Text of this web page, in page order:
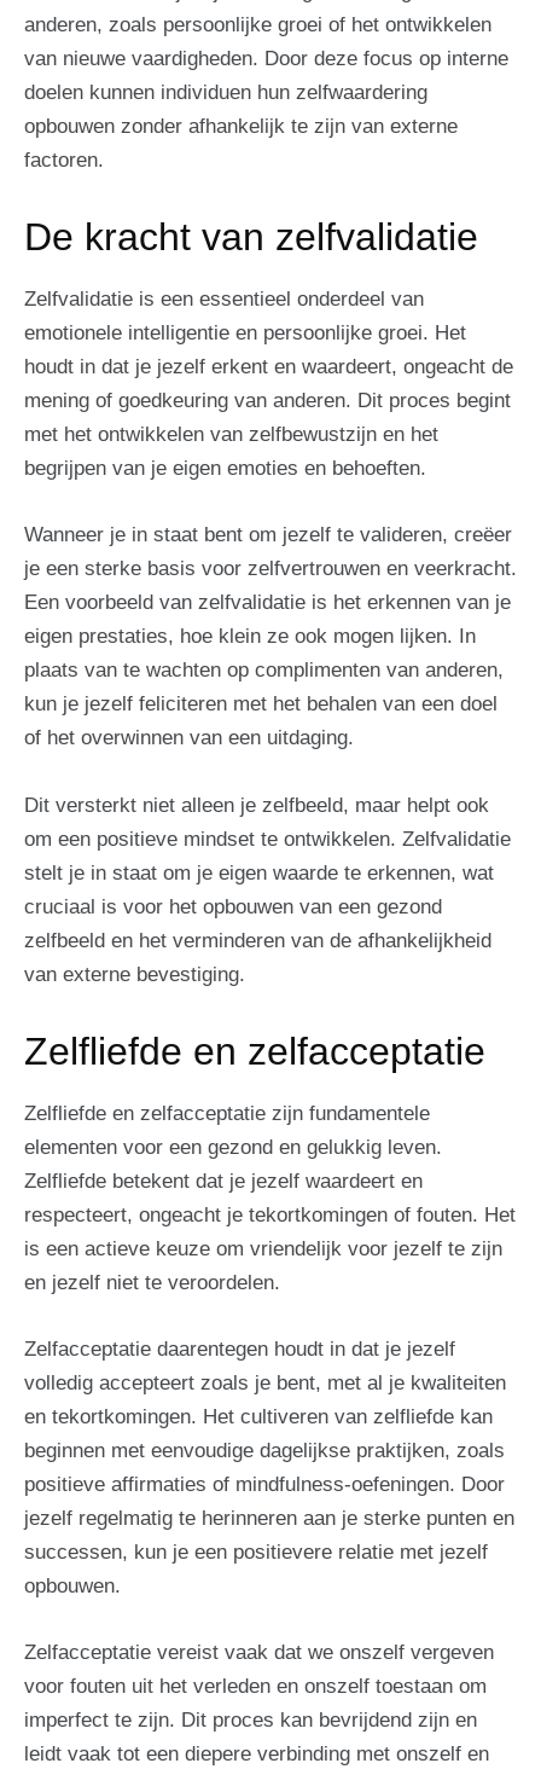
anderen, zoals persoonlijke groei of het ontwikkelen
van nieuwe vaardigheden. Door deze focus op interne
doelen kunnen individuen hun zelfwaardering
opbouwen zonder afhankelijk te zijn van externe
factoren.
De kracht van zelfvalidatie
Zelfvalidatie is een essentieel onderdeel van
emotionele intelligentie en persoonlijke groei. Het
houdt in dat je jezelf erkent en waardeert, ongeacht de
mening of goedkeuring van anderen. Dit proces begint
met het ontwikkelen van zelfbewustzijn en het
begrijpen van je eigen emoties en behoeften.
Wanneer je in staat bent om jezelf te valideren, creëer
je een sterke basis voor zelfvertrouwen en veerkracht.
Een voorbeeld van zelfvalidatie is het erkennen van je
eigen prestaties, hoe klein ze ook mogen lijken. In
plaats van te wachten op complimenten van anderen,
kun je jezelf feliciteren met het behalen van een doel
of het overwinnen van een uitdaging.
Dit versterkt niet alleen je zelfbeeld, maar helpt ook
om een positieve mindset te ontwikkelen. Zelfvalidatie
stelt je in staat om je eigen waarde te erkennen, wat
cruciaal is voor het opbouwen van een gezond
zelfbeeld en het verminderen van de afhankelijkheid
van externe bevestiging.
Zelfliefde en zelfacceptatie
Zelfliefde en zelfacceptatie zijn fundamentele
elementen voor een gezond en gelukkig leven.
Zelfliefde betekent dat je jezelf waardeert en
respecteert, ongeacht je tekortkomingen of fouten. Het
is een actieve keuze om vriendelijk voor jezelf te zijn
en jezelf niet te veroordelen.
Zelfacceptatie daarentegen houdt in dat je jezelf
volledig accepteert zoals je bent, met al je kwaliteiten
en tekortkomingen. Het cultiveren van zelfliefde kan
beginnen met eenvoudige dagelijkse praktijken, zoals
positieve affirmaties of mindfulness-oefeningen. Door
jezelf regelmatig te herinneren aan je sterke punten en
successen, kun je een positievere relatie met jezelf
opbouwen.
Zelfacceptatie vereist vaak dat we onszelf vergeven
voor fouten uit het verleden en onszelf toestaan om
imperfect te zijn. Dit proces kan bevrijdend zijn en
leidt vaak tot een diepere verbinding met onszelf en